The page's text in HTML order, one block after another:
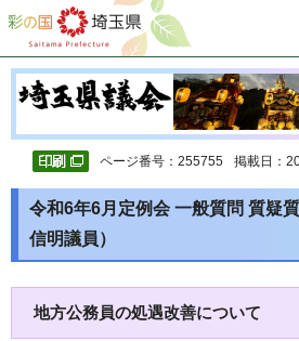
彩の国 埼玉県
ページ番号：255755 掲載日：
令和6年6月定例会 一般質問 質疑
信明議員）
地方公務員の処遇改善について